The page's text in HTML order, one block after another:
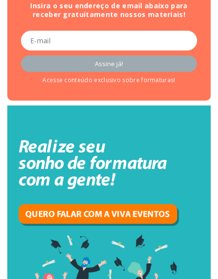
Insira o seu endereço de email abaixo para
receber gratuitamente nossos materiais!
Acesse conteúdo exclusivo sobre formaturas!